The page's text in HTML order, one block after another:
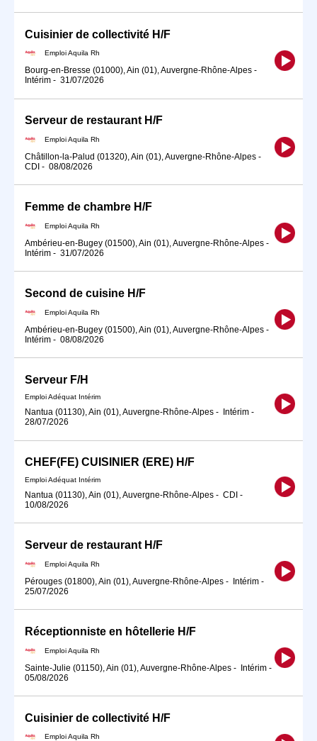
Cuisinier de collectivité H/F
Emploi Aquila Rh
Bourg-en-Bresse (01000), Ain (01), Auvergne-Rhône-Alpes -
Intérim - 31/07/2026
Serveur de restaurant H/F
Emploi Aquila Rh
Châtillon-la-Palud (01320), Ain (01), Auvergne-Rhône-Alpes -
CDI - 08/08/2026
Femme de chambre H/F
Emploi Aquila Rh
Ambérieu-en-Bugey (01500), Ain (01), Auvergne-Rhône-Alpes -
Intérim - 31/07/2026
Second de cuisine H/F
Emploi Aquila Rh
Ambérieu-en-Bugey (01500), Ain (01), Auvergne-Rhône-Alpes -
Intérim - 08/08/2026
Serveur F/H
Emploi Adéquat Intérim
Nantua (01130), Ain (01), Auvergne-Rhône-Alpes - Intérim -
28/07/2026
CHEF(FE) CUISINIER (ERE) H/F
Emploi Adéquat Intérim
Nantua (01130), Ain (01), Auvergne-Rhône-Alpes - CDI -
10/08/2026
Serveur de restaurant H/F
Emploi Aquila Rh
Pérouges (01800), Ain (01), Auvergne-Rhône-Alpes - Intérim -
25/07/2026
Réceptionniste en hôtellerie H/F
Emploi Aquila Rh
Sainte-Julie (01150), Ain (01), Auvergne-Rhône-Alpes - Intérim -
05/08/2026
Cuisinier de collectivité H/F
Emploi Aquila Rh